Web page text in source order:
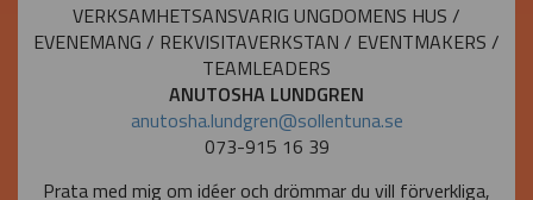
VERKSAMHETSANSVARIG UNGDOMENS HUS /
EVENEMANG / REKVISITAVERKSTAN / EVENTMAKERS /
TEAMLEADERS
ANUTOSHA LUNDGREN
anutosha.lundgren@sollentuna.se
073-915 16 39
Prata med mig om idéer och drömmar du vill förverkliga,